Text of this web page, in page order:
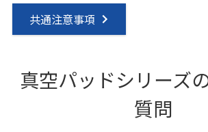
共通注意事項
真空パッドシリーズ
質問